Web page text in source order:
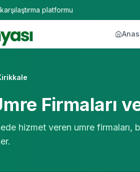
platformu
Firmaları
hizmet veren umre firmaları,